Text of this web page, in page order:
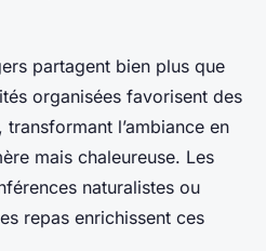
partagent bien plus que
organisées favorisent des
l’ambiance en
mais chaleureuse. Les
naturalistes ou
repas enrichissent ces